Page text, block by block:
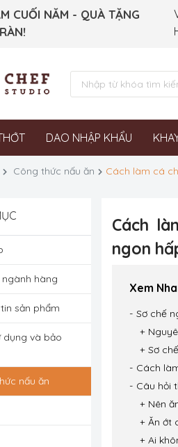
CUỐI NĂM - QUÀ TẶNG
DAO NHẬP KHẨU
Công thức nấu ăn Cách làm cá
hàng
sản phẩm
dụng và bảo
nấu ăn
Cách
ngon
Xem
Sơ chế
Sơ
Cách
Câu hỏi
Nên
Ăn ớt
Ai